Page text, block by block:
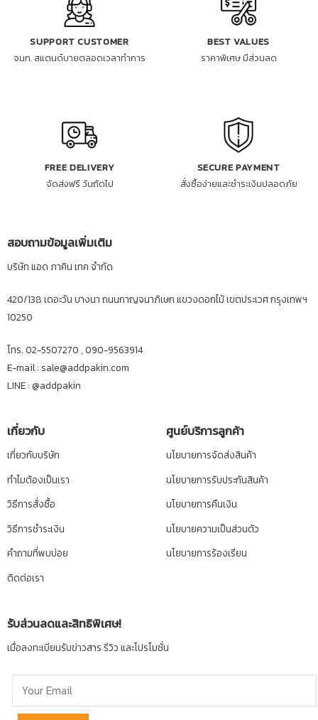
SUPPORT CUSTOMER
จนท. สแตนด์บายตลอดเวลาทำการ
BEST VALUES
ราคาพิเศษ มีส่วนลด
FREE DELIVERY
จัดส่งฟรี วันถัดไป
SECURE PAYMENT
สั่งซื้อง่ายและชำระเงินปลอดภัย
สอบถามข้อมูลเพิ่มเติม
บริษัท แอด ภาคิน เทค จำกัด
420/138 เดอะวัน บางนา ถนนกาญจนาภิเษก แขวงดอกไม้ เขตประเวศ กรุงเทพฯ
10250
โทร. 02-5507270 , 090-9563914
E-mail : sale@addpakin.com
LINE : @addpakin
เกี่ยวกับ
เกี่ยวกับบริษัท
ทำไมต้องเป็นเรา
วิธีการสั่งซื้อ
วิธีการชำระเงิน
คำถามที่พบบ่อย
ติดต่อเรา
ศูนย์บริการลูกค้า
นโยบายการจัดส่งสินค้า
นโยบายการรับประกันสินค้า
นโยบายการคืนเงิน
นโยบายความเป็นส่วนตัว
นโยบายการร้องเรียน
รับส่วนลดและสิทธิพิเศษ!
เมื่อลงทะเบียนรับข่าวสาร รีวิว และโปรโมชั่น